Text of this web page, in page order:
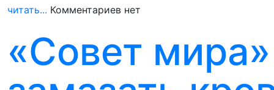
читать... Комментариев нет
«Совет